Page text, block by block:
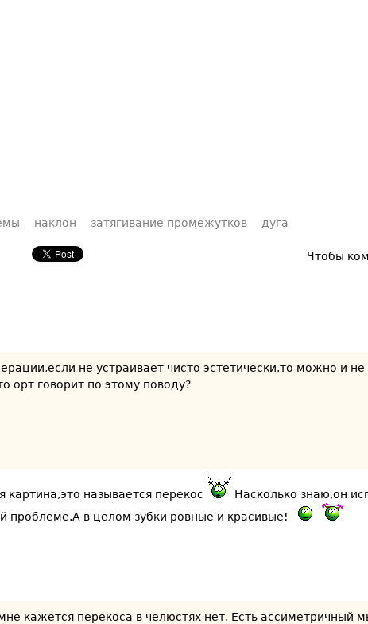
наклон затягивание промежутков дуга
Чтобы
не устраивает чисто эстетически,то можно и
орт говорит по этому поводу?
называется перекос
Насколько знаю,он
проблеме.А в целом зубки ровные и красивые!
кажется перекоса в челюстях нет. Есть ассиметричный